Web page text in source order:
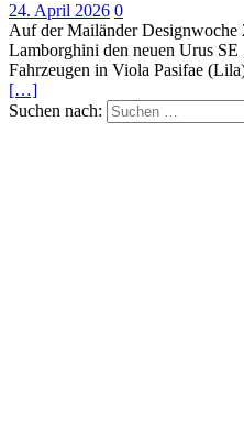
24. April 2026 0
Auf der Mailänder Designwoche
Lamborghini den neuen Urus SE
Fahrzeugen in Viola Pasifae
[…]
Suchen nach: